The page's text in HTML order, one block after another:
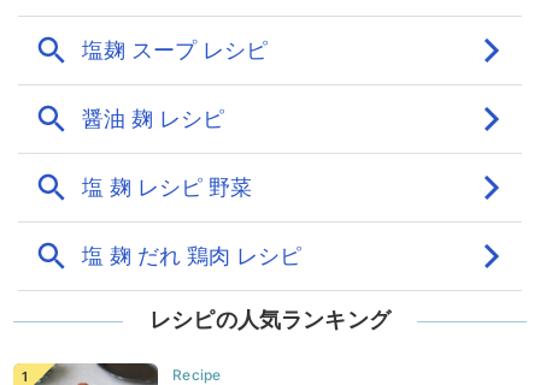
レシピの人気ランキング